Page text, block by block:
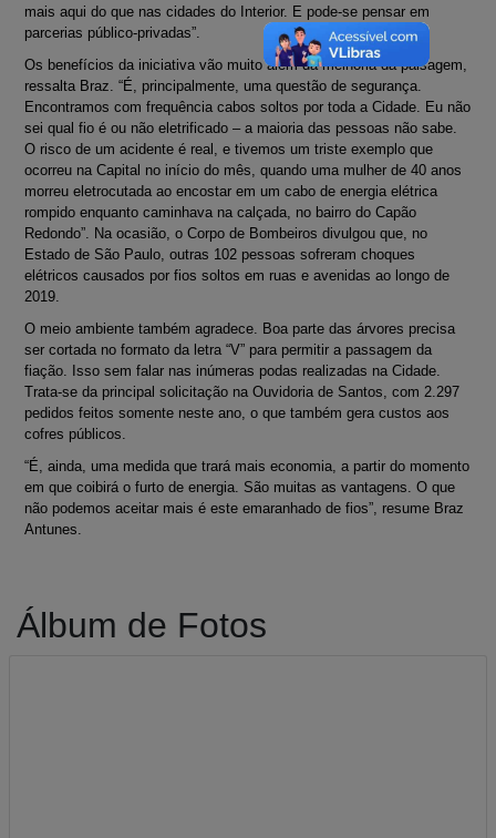
mais aqui do que nas cidades do Interior. E pode-se pensar em
parcerias público-privadas”.
Os benefícios da iniciativa vão muito além da melhoria da paisagem,
ressalta Braz. “É, principalmente, uma questão de segurança.
Encontramos com frequência cabos soltos por toda a Cidade. Eu não
sei qual fio é ou não eletrificado – a maioria das pessoas não sabe.
O risco de um acidente é real, e tivemos um triste exemplo que
ocorreu na Capital no início do mês, quando uma mulher de 40 anos
morreu eletrocutada ao encostar em um cabo de energia elétrica
rompido enquanto caminhava na calçada, no bairro do Capão
Redondo”. Na ocasião, o Corpo de Bombeiros divulgou que, no
Estado de São Paulo, outras 102 pessoas sofreram choques
elétricos causados por fios soltos em ruas e avenidas ao longo de
2019.
O meio ambiente também agradece. Boa parte das árvores precisa
ser cortada no formato da letra “V” para permitir a passagem da
fiação. Isso sem falar nas inúmeras podas realizadas na Cidade.
Trata-se da principal solicitação na Ouvidoria de Santos, com 2.297
pedidos feitos somente neste ano, o que também gera custos aos
cofres públicos.
“É, ainda, uma medida que trará mais economia, a partir do momento
em que coibirá o furto de energia. São muitas as vantagens. O que
não podemos aceitar mais é este emaranhado de fios”, resume Braz
Antunes.
Álbum de Fotos